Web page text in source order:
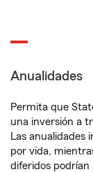
Anualidades
Permita que
una inversión a
Las anualidades
por vida,
diferidos podrían